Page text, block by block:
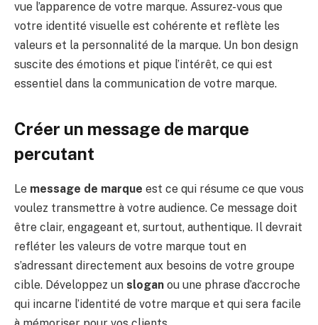
vue l’apparence de votre marque. Assurez-vous que
votre identité visuelle est cohérente et reflète les
valeurs et la personnalité de la marque. Un bon design
suscite des émotions et pique l’intérêt, ce qui est
essentiel dans la communication de votre marque.
Créer un message de marque
percutant
Le message de marque est ce qui résume ce que vous
voulez transmettre à votre audience. Ce message doit
être clair, engageant et, surtout, authentique. Il devrait
refléter les valeurs de votre marque tout en
s’adressant directement aux besoins de votre groupe
cible. Développez un slogan ou une phrase d’accroche
qui incarne l’identité de votre marque et qui sera facile